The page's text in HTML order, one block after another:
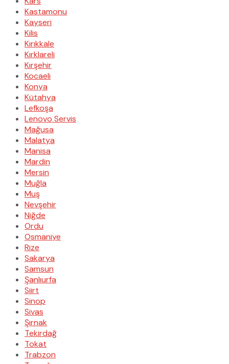
Kastamonu
Kayseri
Kilis
Kırıkkale
Kırklareli
Kırşehir
Kocaeli
Konya
Kütahya
Lefkoşa
Lenovo Servis
Mağusa
Malatya
Manisa
Mardin
Mersin
Muğla
Muş
Nevşehir
Niğde
Ordu
Osmaniye
Rize
Sakarya
Samsun
Şanlıurfa
Siirt
Sinop
Sivas
Şırnak
Tekirdağ
Tokat
Trabzon